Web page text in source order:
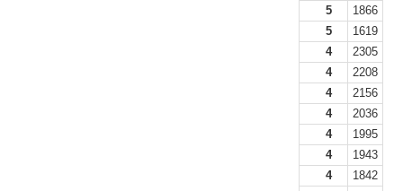
5
1866
5
1619
4
2305
4
2208
4
2156
4
2036
4
1995
4
1943
4
1842